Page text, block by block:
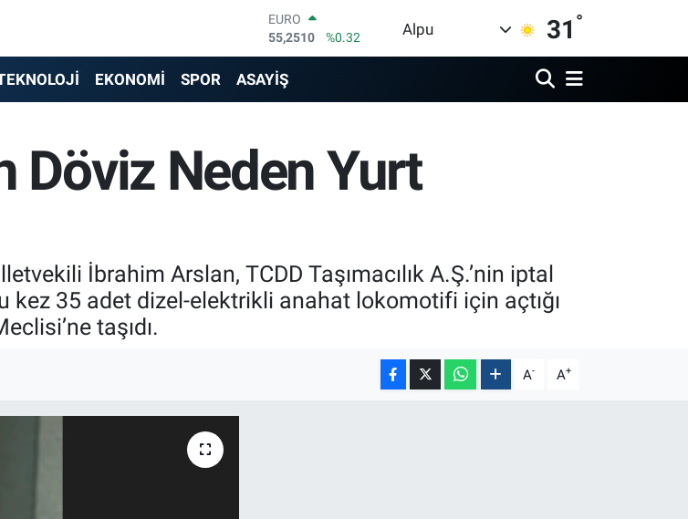
STERLİN
64,4811
%0.38
6660.55
BİST100
%-0.18
DOLAR
47,7436
%0.18
Alpu 31 °
EKONOMİ SPOR ASAYİŞ
Döviz Neden Yurt
İbrahim Arslan, TCDD Taşımacılık A.Ş.’nin iptal
35 adet dizel-elektrikli anahat lokomotifi için açtığı
taşıdı.
A- A+